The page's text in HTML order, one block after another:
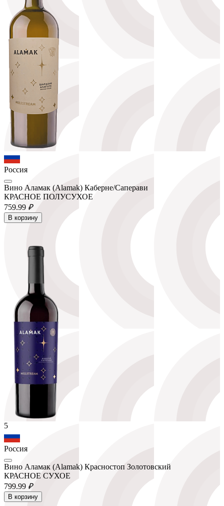
Россия
Вино Аламак (Alamak) Каберне/Саперави
КРАСНОЕ ПОЛУСУХОЕ
759.99 ₽
В корзину
5
Россия
Вино Аламак (Alamak) Красностоп Золотовский
КРАСНОЕ СУХОЕ
799.99 ₽
В корзину